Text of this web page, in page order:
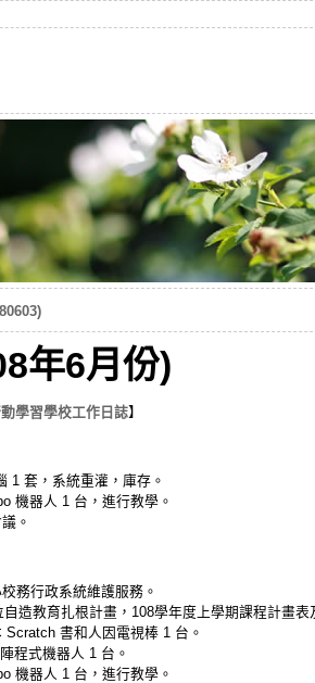
年6月份)
學習學校工作日誌】
1 套，系統重灌，庫存。
機器人 1 台，進行教學。
。
務行政系統維護服務。
造教育扎根計畫，108學年度上學期課程計畫
書和人因電視棒 1 台。
程式機器人 1 台。
機器人 1 台，進行教學。